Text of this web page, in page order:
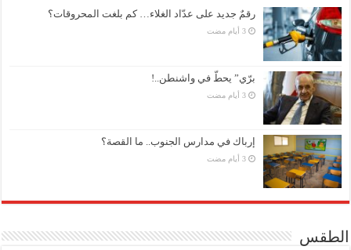
رقمٌ جديد على عدّاد الغلاء… كم بلغت المحروقات؟
‏3 أيام مضت
برّي” يحطّ في واشنطن..!
‏3 أيام مضت
إرباك في مدارس الجنوب.. ما القصة؟
‏3 أيام مضت
الطقس